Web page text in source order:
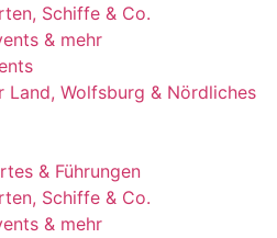
Schiffe & Co.
& mehr
Land, Wolfsburg & Nördliches
& Führungen
Schiffe & Co.
& mehr